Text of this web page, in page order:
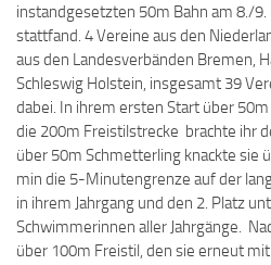
instandgesetzten 50m Bahn am 8./
stattfand. 4 Vereine aus den
aus den Landesverbänden Bremen,
Schleswig Holstein, insgesamt 39
dabei. In ihrem ersten Start über
die 200m Freistilstrecke brachte ihr
über 50m Schmetterling knackte sie
min die 5-Minutengrenze auf der
in ihrem Jahrgang und den 2. Platz
Schwimmerinnen aller Jahrgänge.
über 100m Freistil, den sie erneut